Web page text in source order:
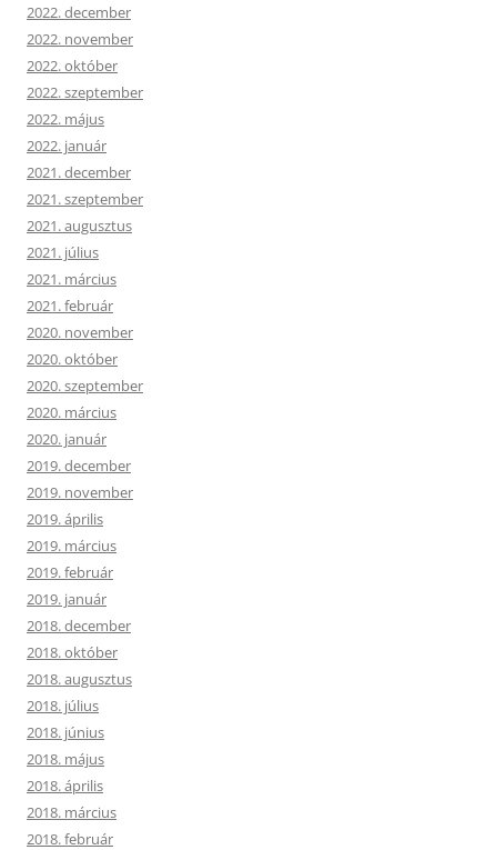
2022. december
2022. november
2022. október
2022. szeptember
2022. május
2022. január
2021. december
2021. szeptember
2021. augusztus
2021. július
2021. március
2021. február
2020. november
2020. október
2020. szeptember
2020. március
2020. január
2019. december
2019. november
2019. április
2019. március
2019. február
2019. január
2018. december
2018. október
2018. augusztus
2018. július
2018. június
2018. május
2018. április
2018. március
2018. február